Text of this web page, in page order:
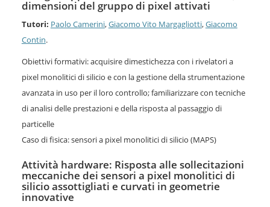
dimensioni del gruppo di pixel attivati
Tutori: Paolo Camerini,Giacomo Vito Margagliotti,Giacomo
Contin.
Obiettivi formativi: acquisire dimestichezza con i rivelatori a
pixel monolitici di silicio e con la gestione della strumentazione
avanzata in uso per il loro controllo; familiarizzare con tecniche
di analisi delle prestazioni e della risposta al passaggio di
particelle
Caso di fisica: sensori a pixel monolitici di silicio (MAPS)
Attività hardware: Risposta alle sollecitazioni
meccaniche dei sensori a pixel monolitici di
silicio assottigliati e curvati in geometrie
innovative